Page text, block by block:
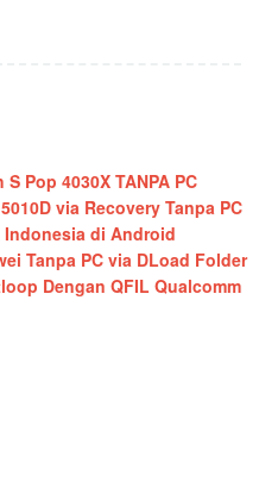
Pop 4030X TANPA PC
via Recovery Tanpa PC
Indonesia di Android
Tanpa PC via DLoad Folder
Dengan QFIL Qualcomm